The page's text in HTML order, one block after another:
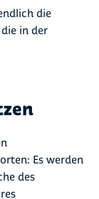
die
in der
Es werden
des